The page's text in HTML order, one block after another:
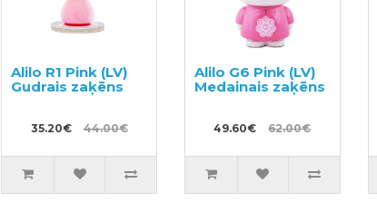
Alilo R1 Pink (LV)
Gudrais zaķēns
35.20€ 44.00€
Alilo G6 Pink (LV)
Medainais zaķēns
49.60€ 62.00€